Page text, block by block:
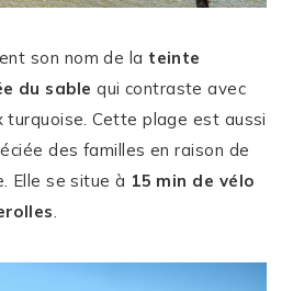
son nom de la teinte
du sablequi contraste avec
turquoise. Cette plage est aussi
des familles en raison de
Elle se situe à 15 min de vélo
.